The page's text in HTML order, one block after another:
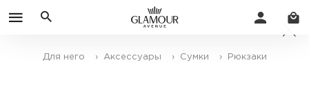
Для него › Аксессуары › Сумки › Рюкзаки